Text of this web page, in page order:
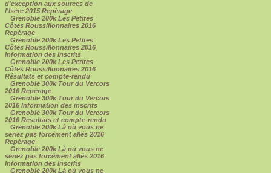
d'exception aux sources de
l'Isère 2015 Repérage
Grenoble 200k Les Petites
Côtes Roussillonnaires 2016
Repérage
Grenoble 200k Les Petites
Côtes Roussillonnaires 2016
Information des inscrits
Grenoble 200k Les Petites
Côtes Roussillonnaires 2016
Résultats et compte-rendu
Grenoble 300k Tour du Vercors
2016 Repérage
Grenoble 300k Tour du Vercors
2016 Information des inscrits
Grenoble 300k Tour du Vercors
2016 Résultats et compte-rendu
Grenoble 200k Là où vous ne
seriez pas forcément allés 2016
Repérage
Grenoble 200k Là où vous ne
seriez pas forcément allés 2016
Information des inscrits
Grenoble 200k Là où vous ne